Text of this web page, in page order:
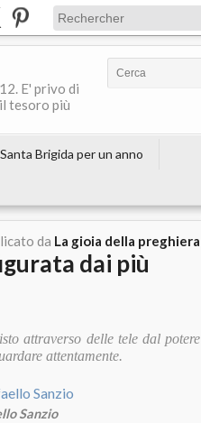
E' privo di
tesoro più
Brigida per un anno
da La gioia della preghiera
dai più
attraverso delle tele dal potere
attentamente.
Sanzio